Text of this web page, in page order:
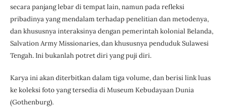
secara panjang lebar di tempat lain, namun pada refleksi
pribadinya yang mendalam terhadap penelitian dan metodenya,
dan khususnya interaksinya dengan pemerintah kolonial Belanda,
Salvation Army Missionaries, dan khususnya penduduk Sulawesi
Tengah. Ini bukanlah potret diri yang puji diri.
Karya ini akan diterbitkan dalam tiga volume, dan berisi link luas
ke koleksi foto yang tersedia di Museum Kebudayaan Dunia
(Gothenburg).